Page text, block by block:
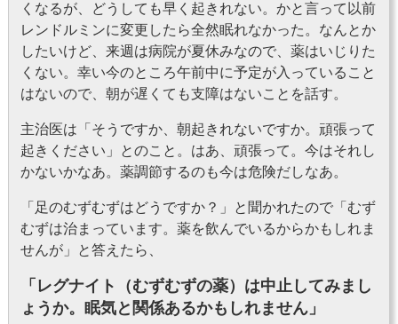
くなるが、どうしても早く起きれない。かと言って以前
レンドルミンに変更したら全然眠れなかった。なんとか
したいけど、来週は病院が夏休みなので、薬はいじりた
くない。幸い今のところ午前中に予定が入っていること
はないので、朝が遅くても支障はないことを話す。
主治医は「そうですか、朝起きれないですか。頑張って
起きください」とのこと。はあ、頑張って。今はそれし
かないかなあ。薬調節するのも今は危険だしなあ。
「足のむずむずはどうですか？」と聞かれたので「むず
むずは治まっています。薬を飲んでいるからかもしれま
せんが」と答えたら、
「レグナイト（むずむずの薬）は中止してみまし
ょうか。眠気と関係あるかもしれません」